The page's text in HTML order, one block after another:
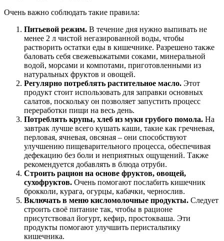
Очень важно соблюдать такие правила:
Питьевой режим. В течение дня нужно выпивать не
менее 2 л чистой негазированной воды, чтобы
растворить остатки еды в кишечнике. Разрешено также
баловать себя свежевыжатыми соками, минеральной
водой, морсами и компотами, приготовленными из
натуральных фруктов и овощей.
Регулярно потреблять растительное масло. Этот
продукт стоит использовать для заправки основных
салатов, поскольку он позволяет запустить процесс
переработки пищи на весь день.
Потреблять крупы, хлеб из муки грубого помола. На
завтрак лучше всего кушать каши, такие как гречневая,
перловая, ячневая, овсяная – они способствуют
улучшению пищеварительного процесса, обеспечивая
дефекацию без боли и неприятных ощущений. Также
рекомендуется добавлять в блюда отруби.
Строить рацион на основе фруктов, овощей,
сухофруктов. Очень помогают послабить кишечник
брокколи, курага, огурцы, кабачки, чернослив.
Включать в меню кисломолочные продукты. Следует
строить своё питание так, чтобы в рационе
присутствовал йогурт, кефир, простокваша. Эти
продукты помогают улучшить перистальтику
кишечника.